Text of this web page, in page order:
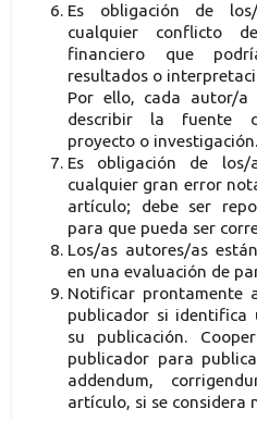
Es obligación de
cualquier conflicto
financiero que
resultados o
Por ello, cada autor/a
describir la fuente
proyecto o investigación.
Es obligación de los/
cualquier gran error
artículo; debe ser
para que pueda ser
Los/as autores/as
en una evaluación de
Notificar prontamente
publicador si identifica
su publicación.
publicador para
addendum,
artículo, si se considera